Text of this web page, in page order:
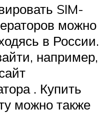
SIM-
можно
в России.
например,
. Купить
можно также